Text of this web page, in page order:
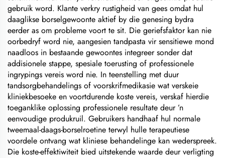
gebruik word. Klante verkry rustigheid van gees omdat hul
daaglikse borselgewoonte aktief by die genesing bydra
eerder as om probleme voort te sit. Die geriefsfaktor kan nie
oorbedryf word nie, aangesien tandpasta vir sensitiewe mond
naadloos in bestaande gewoontes integreer sonder dat
addisionele stappe, spesiale toerusting of professionele
ingrypings vereis word nie. In teenstelling met duur
tandsorgbehandelings of voorskrifmedikasie wat verskeie
kliniekbesoeke en voortdurende koste vereis, verskaf hierdie
toeganklike oplossing professionele resultate deur ’n
eenvoudige produkruil. Gebruikers handhaaf hul normale
tweemaal-daags-borselroetine terwyl hulle terapeutiese
voordele ontvang wat kliniese behandelinge kan wederspreek.
Die koste-effektiwiteit bied uitstekende waarde deur verligting